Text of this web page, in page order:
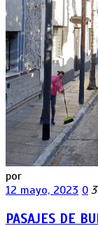
por
12 mayo, 2023 0
PASAJES DE